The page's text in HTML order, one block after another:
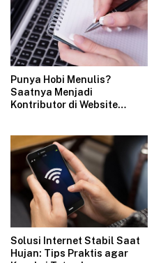
Punya Hobi Menulis?
Saatnya Menjadi
Kontributor di Website
Solusi Internet Stabil Saat
Hujan: Tips Praktis agar